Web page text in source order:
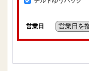
営業日